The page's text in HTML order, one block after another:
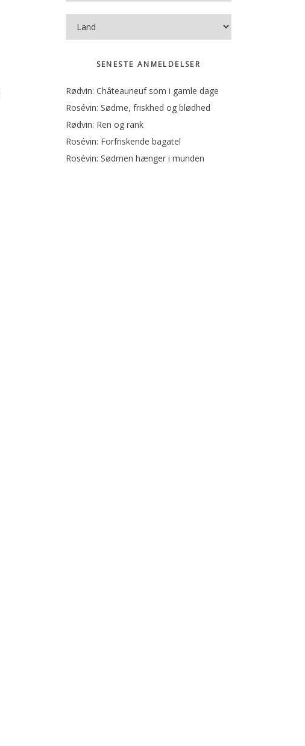
SENESTE ANMELDELSER
Rødvin: Châteauneuf som i gamle dage
Rosévin: Sødme, friskhed og blødhed
Rødvin: Ren og rank
Rosévin: Forfriskende bagatel
Rosévin: Sødmen hænger i munden